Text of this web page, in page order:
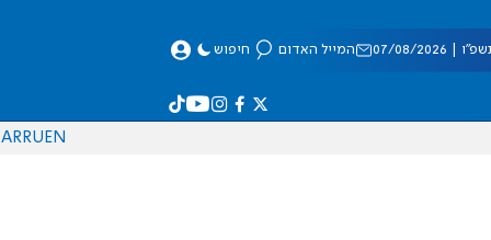
08/2026 המייל האדום חיפוש
EN
RU
AR